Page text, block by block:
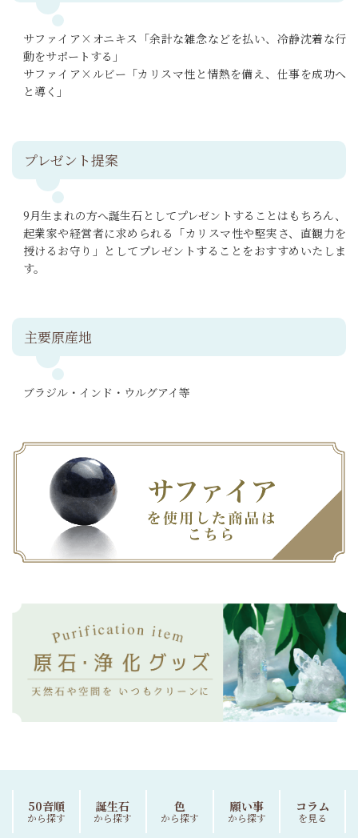
サファイア×オニキス「余計な雑念などを払い、冷静沈着な行
動をサポートする」
サファイア×ルビー「カリスマ性と情熱を備え、仕事を成功へ
と導く」
プレゼント提案
9月生まれの方へ誕生石としてプレゼントすることはもちろん、
起業家や経営者に求められる「カリスマ性や堅実さ、直観力を
授けるお守り」としてプレゼントすることをおすすめいたしま
す。
主要原産地
ブラジル・インド・ウルグアイ等
50音順
から探す
誕生石
から探す
色
から探す
願い事
から探す
コラム
を見る